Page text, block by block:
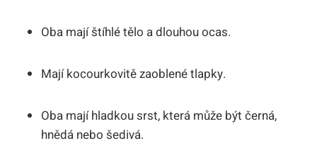
Oba mají štíhlé tělo a dlouhou ocas.
Mají kocourkovitě zaoblené tlapky.
Oba mají hladkou srst, která může být černá,
hnědá nebo šedivá.